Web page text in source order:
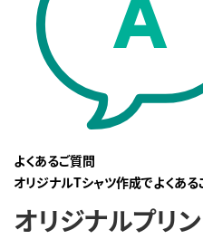
よくあるご質問
オリジナルTシャツ作成でよくあ
オリジナルプリ